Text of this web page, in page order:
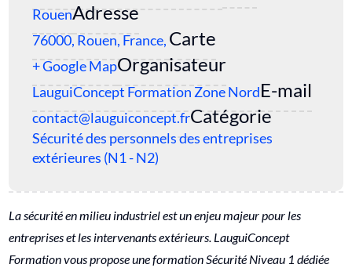
La sécurité en milieu industriel est un enjeu majeur pour les
entreprises et les intervenants extérieurs. LauguiConcept
Formation vous propose une formation Sécurité Niveau 1 dédiée
RouenAdresse
76000, Rouen, France, Carte
+ Google MapOrganisateur
LauguiConcept Formation Zone NordE-mail
contact@lauguiconcept.frCatégorie
Sécurité des personnels des entreprises
extérieures (N1 - N2)